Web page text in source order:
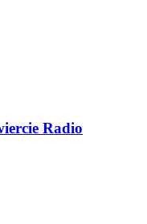
Radio